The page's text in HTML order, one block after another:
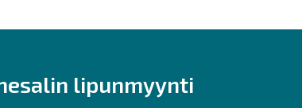
lipunmyynti